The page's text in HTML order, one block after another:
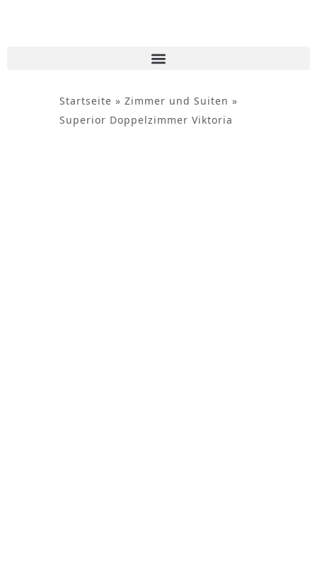
Startseite » Zimmer und Suiten »
Superior Doppelzimmer Viktoria